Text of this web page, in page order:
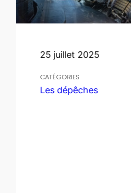
25 juillet 2025
CATÉGORIES
Les dépêches